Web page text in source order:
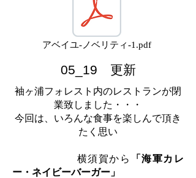
アベイユ-ノベリティ-1.pdf
05_19 更新
袖ヶ浦フォレスト内のレストランが閉
業致しました・・・
今回は、いろんな食事を楽しんで頂き
たく思い
横須賀から
「海軍カレ
ー・ネイビーバーガー」